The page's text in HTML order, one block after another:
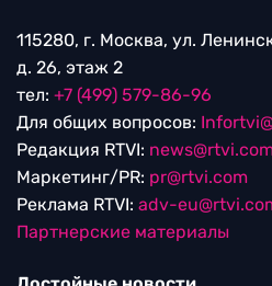
115280, г. Москва, ул.
д. 26, этаж 2
тел: +7 (499) 579-86-96
Для общих вопросов:
Редакция RTVI:
Маркетинг/PR: pr@rtvi.com
Реклама RTVI: adv-
Партнерские материалы